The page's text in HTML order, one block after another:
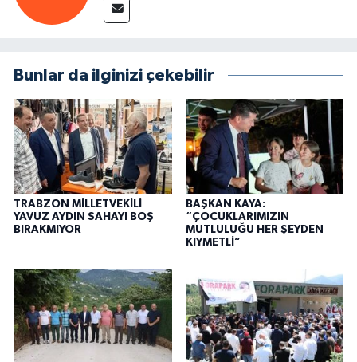
Bunlar da ilginizi çekebilir
TRABZON MİLLETVEKİLİ
YAVUZ AYDIN SAHAYI BOŞ
BIRAKMIYOR
BAŞKAN KAYA:
“ÇOCUKLARIMIZIN
MUTLULUĞU HER ŞEYDEN
KIYMETLİ”